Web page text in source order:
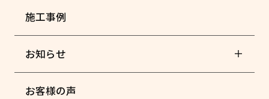
施工事例
お知らせ
お客様の声